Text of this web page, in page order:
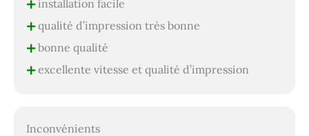
+installation facile
+qualité d’impression très bonne
+bonne qualité
+excellente vitesse et qualité d’impression
Inconvénients